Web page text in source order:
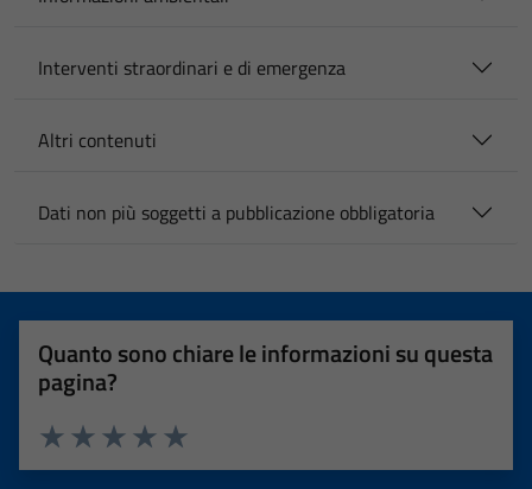
Interventi straordinari e di emergenza
Altri contenuti
Dati non più soggetti a pubblicazione obbligatoria
Quanto sono chiare le informazioni su questa
pagina?
Valuta 5 stelle su 5
Valuta 4 stelle su 5
Valuta 3 stelle su 5
Valuta 2 stelle su 5
Valuta 1 stelle su 5